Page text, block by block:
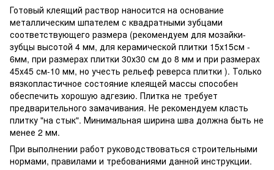
Готовый клеящий раствор наносится на основание
металлическим шпателем с квадратными зубцами
соответствующего размера (рекомендуем для мозайки-
зубцы высотой 4 мм, для керамической плитки 15х15см -
6мм, при размерах плитки 30х30 см до 8 мм и при размерах
45х45 см-10 мм, но учесть рельеф реверса плитки ). Только
вязкопластичное состояние клеящей массы способен
обеспечить хорошую адгезию. Плитка не требует
предварительного замачивания. Не рекомендуем класть
плитку "на стык". Минимальная ширина шва должна быть не
менее 2 мм.
При выполнении работ руководствоваться строительными
нормами, правилами и требованиями данной инструкции.